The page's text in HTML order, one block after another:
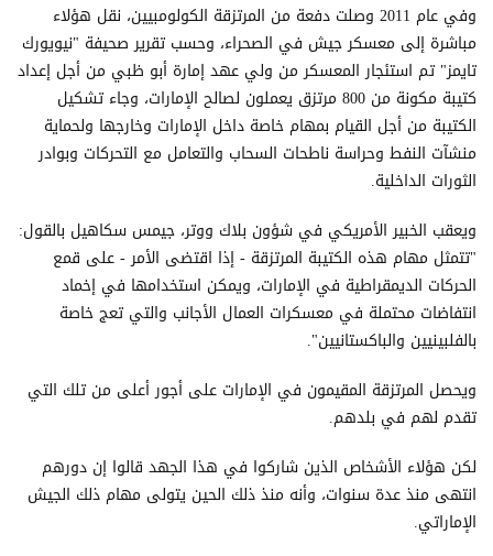
وفي عام 2011 وصلت دفعة من المرتزقة الكولومبيين، نقل هؤلاء
مباشرة إلى معسكر جيش في الصحراء، وحسب تقرير صحيفة "نيويورك
تايمز" تم استئجار المعسكر من ولي عهد إمارة أبو ظبي من أجل إعداد
كتيبة مكونة من 800 مرتزق يعملون لصالح الإمارات، وجاء تشكيل
الكتيبة من أجل القيام بمهام خاصة داخل الإمارات وخارجها ولحماية
منشآت النفط وحراسة ناطحات السحاب والتعامل مع التحركات وبوادر
الثورات الداخلية.
ويعقب الخبير الأمريكي في شؤون بلاك ووتر، جيمس سكاهيل بالقول:
"تتمثل مهام هذه الكتيبة المرتزقة - إذا اقتضى الأمر - على قمع
الحركات الديمقراطية في الإمارات، ويمكن استخدامها في إخماد
انتفاضات محتملة في معسكرات العمال الأجانب والتي تعج خاصة
بالفلبينيين والباكستانيين".
ويحصل المرتزقة المقيمون في الإمارات على أجور أعلى من تلك التي
تقدم لهم في بلدهم.
لكن هؤلاء الأشخاص الذين شاركوا في هذا الجهد قالوا إن دورهم
انتهى منذ عدة سنوات، وأنه منذ ذلك الحين يتولى مهام ذلك الجيش
الإماراتي.